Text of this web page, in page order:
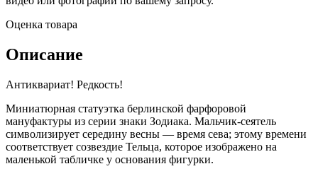
Оценка товара
Описание
Антиквариат! Редкость!
Миниатюрная статуэтка берлинской фарфоровой
мануфактуры из серии знаки Зодиака. Мальчик-сеятель
символизирует середину весны — время сева; этому времени
соответствует созвездие Тельца, которое изображено на
маленькой табличке у основания фигурки.